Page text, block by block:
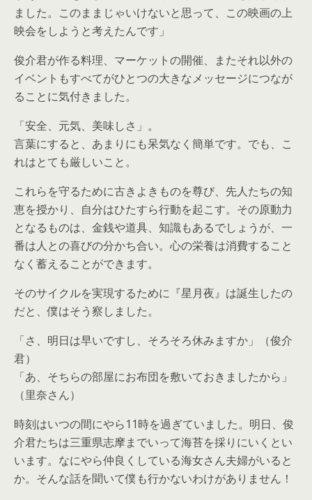
ました。このままじゃいけないと思って、この映画の上
映会をしようと考えたんです」
俊介君が作る料理、マーケットの開催、またそれ以外の
イベントもすべてがひとつの大きなメッセージにつなが
ることに気付きました。
「安全、元気、美味しさ」。
言葉にすると、あまりにも呆気なく簡単です。でも、こ
れはとても厳しいこと。
これらを守るために古きよきものを尊び、先人たちの知
恵を授かり、自分はひたすら行動を起こす。その原動力
となるものは、金銭や道具、知識もあるでしょうが、一
番は人との喜びの分かち合い。心の栄養は消費すること
なく蓄えることができます。
そのサイクルを実現するために『星月夜』は誕生したの
だと、僕はそう察しました。
「さ、明日は早いですし、そろそろ休みますか」（俊介
君）
「あ、そちらの部屋にお布団を敷いておきましたから」
（里奈さん）
時刻はいつの間にやら11時を過ぎていました。明日、俊
介君たちは三重県志摩までいって海苔を採りにいくとい
います。なにやら仲良くしている海女さん夫婦がいると
か。そんな話を聞いて僕も行かないわけがありません！